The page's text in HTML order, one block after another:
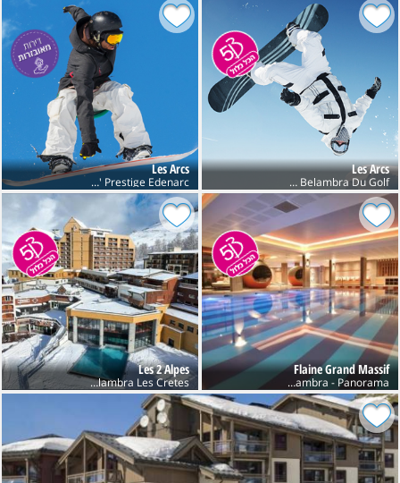
Les Arcs
Club Belambra Du Golf
Les Arcs
Res' Prestige Edenarc
Flaine Grand Massif
Club Belambra - Panorama
Les 2 Alpes
Club Belambra Les Cretes